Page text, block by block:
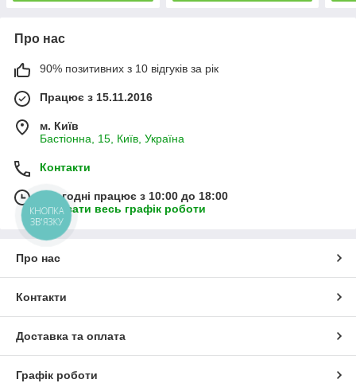
Про нас
90% позитивних з 10 відгуків за рік
Працює з 15.11.2016
м. Київ
Бастіонна, 15, Київ, Україна
Контакти
Сьогодні працює з 10:00 до 18:00
Показати весь графік роботи
Про нас
Контакти
Доставка та оплата
Графік роботи
КНОПКА
ЗВ'ЯЗКУ